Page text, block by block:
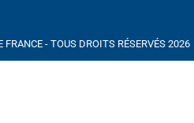
FRANCE - TOUS DROITS RÉSERVÉS 2026